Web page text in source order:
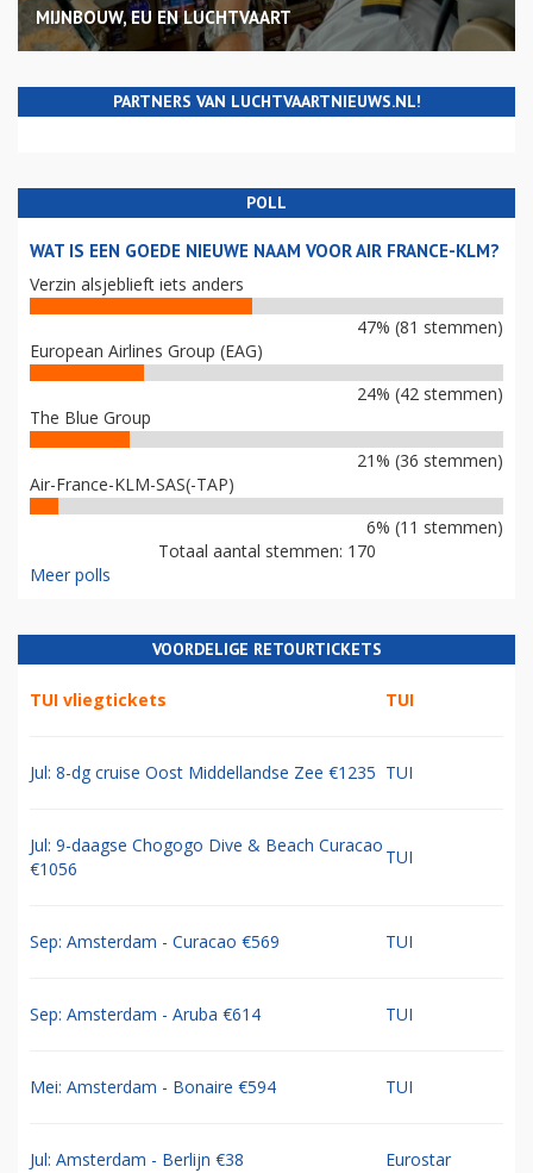
MIJNBOUW, EU EN LUCHTVAART
PARTNERS VAN LUCHTVAARTNIEUWS.NL!
POLL
WAT IS EEN GOEDE NIEUWE NAAM VOOR AIR FRANCE-KLM?
Verzin alsjeblieft iets anders
47% (81 stemmen)
European Airlines Group (EAG)
24% (42 stemmen)
The Blue Group
21% (36 stemmen)
Air-France-KLM-SAS(-TAP)
6% (11 stemmen)
Totaal aantal stemmen: 170
Meer polls
VOORDELIGE RETOURTICKETS
TUI vliegtickets TUI
Jul: 8-dg cruise Oost Middellandse Zee €1235 TUI
Jul: 9-daagse Chogogo Dive & Beach Curacao
€1056
TUI
Sep: Amsterdam - Curacao €569 TUI
Sep: Amsterdam - Aruba €614 TUI
Mei: Amsterdam - Bonaire €594 TUI
Jul: Amsterdam - Berlijn €38 Eurostar